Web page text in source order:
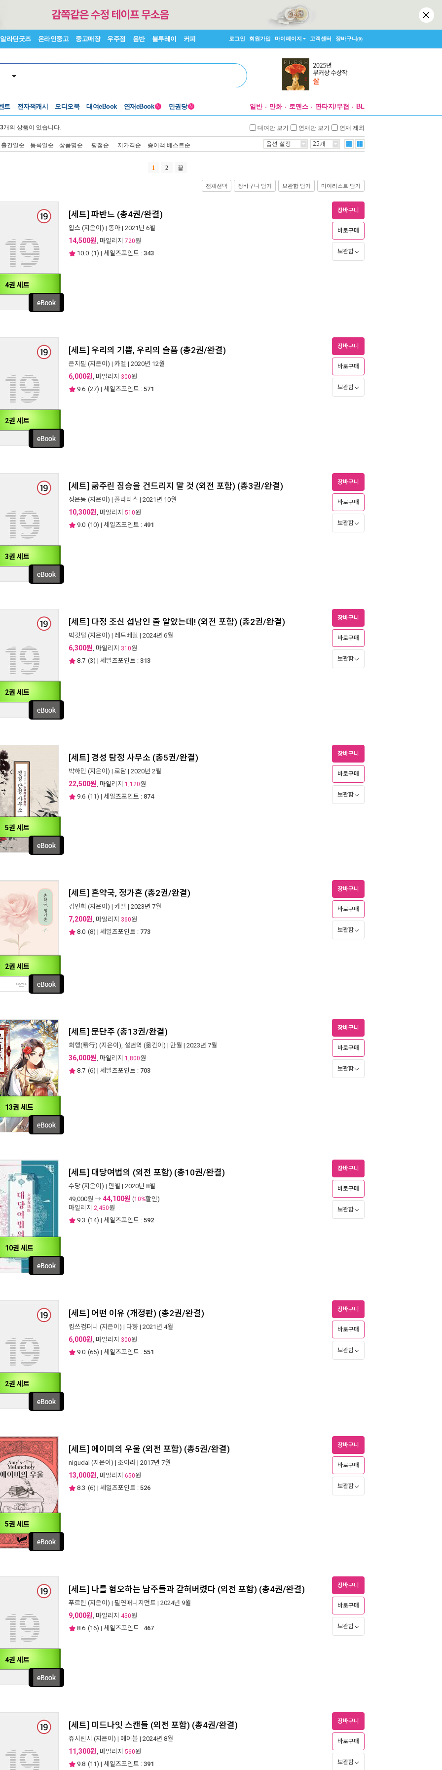
알라딘굿즈 온라인중고 중고매장 우주점 음반 블루레이 커피 로그인 회원가입 마이페이지 고객센터 장바구니(0)
트 전자책캐시 오디오북 대여eBook 연재eBook N 만권당 N 일반 만화 로맨스 판타지/무협 BL
개의 상품이 있습니다. 대여만 보기 연재만 보기 연재 제외
출간일순 등록일순 상품명순 평점순 저가격순 종이책 베스트순 옵션 설정 25개
1 2 끝
전체선택 장바구니 담기 보관함 담기 마이리스트 담기
4권 세트
[세트] 파반느 (총4권/완결)
얍스 (지은이) | 동아 | 2021년 6월
14,500원, 마일리지 720원
10.0 (1) | 세일즈포인트 : 343
장바구니
바로구매
보관함
2권 세트
[세트] 우리의 기쁨, 우리의 슬픔 (총2권/완결)
은지필 (지은이) | 카멜 | 2020년 12월
6,000원, 마일리지 300원
9.6 (27) | 세일즈포인트 : 571
장바구니
바로구매
보관함
3권 세트
[세트] 굶주린 짐승을 건드리지 말 것 (외전 포함) (총3권/완결)
정은동 (지은이) | 폴라리스 | 2021년 10월
10,300원, 마일리지 510원
9.0 (10) | 세일즈포인트 : 491
장바구니
바로구매
보관함
2권 세트
[세트] 다정 조신 섭남인 줄 알았는데! (외전 포함) (총2권/완결)
박깃털 (지은이) | 레드베릴 | 2024년 6월
6,300원, 마일리지 310원
8.7 (3) | 세일즈포인트 : 313
장바구니
바로구매
보관함
5권 세트
[세트] 경성 탐정 사무소 (총5권/완결)
박하민 (지은이) | 로담 | 2020년 2월
22,500원, 마일리지 1,120원
9.6 (11) | 세일즈포인트 : 874
장바구니
바로구매
보관함
2권 세트
[세트] 흔약국, 정가흔 (총2권/완결)
김언희 (지은이) | 카멜 | 2023년 7월
7,200원, 마일리지 360원
8.0 (8) | 세일즈포인트 : 773
장바구니
바로구매
보관함
13권 세트
[세트] 문단주 (총13권/완결)
희행(希行) (지은이), 설번역 (옮긴이) | 만월 | 2023년 7월
36,000원, 마일리지 1,800원
8.7 (6) | 세일즈포인트 : 703
장바구니
바로구매
보관함
10권 세트
[세트] 대당여법의 (외전 포함) (총10권/완결)
수당 (지은이) | 만월 | 2020년 8월
49,000원 → 44,100원 (10%할인)
마일리지 2,450원
9.3 (14) | 세일즈포인트 : 592
장바구니
바로구매
보관함
2권 세트
[세트] 어떤 이유 (개정판) (총2권/완결)
킴쓰컴퍼니 (지은이) | 다향 | 2021년 4월
6,000원, 마일리지 300원
9.0 (65) | 세일즈포인트 : 551
장바구니
바로구매
보관함
5권 세트
[세트] 에이미의 우울 (외전 포함) (총5권/완결)
nigudal (지은이) | 조아라 | 2017년 7월
13,000원, 마일리지 650원
8.3 (6) | 세일즈포인트 : 526
장바구니
바로구매
보관함
4권 세트
[세트] 나를 혐오하는 남주들과 갇혀버렸다 (외전 포함) (총4권/완결)
푸르린 (지은이) | 필연매니지먼트 | 2024년 9월
9,000원, 마일리지 450원
8.6 (16) | 세일즈포인트 : 467
장바구니
바로구매
보관함
[세트] 미드나잇 스캔들 (외전 포함) (총4권/완결)
쥬시린시 (지은이) | 에이블 | 2024년 8월
11,300원, 마일리지 560원
9.8 (11) | 세일즈포인트 : 391
장바구니
바로구매
보관함